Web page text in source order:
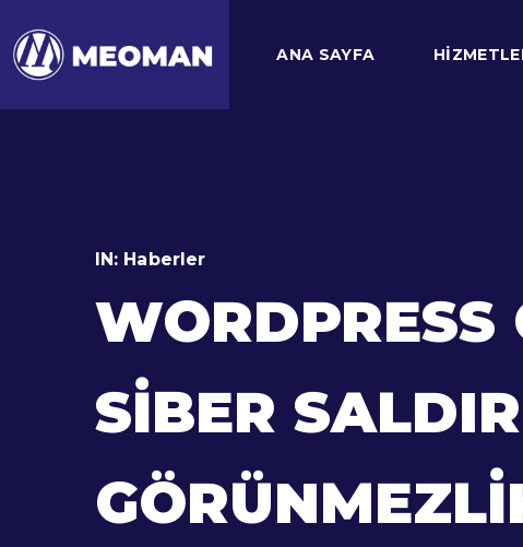
ANA SAYFA
IN: Haberler
WORDPRESS
SIBER